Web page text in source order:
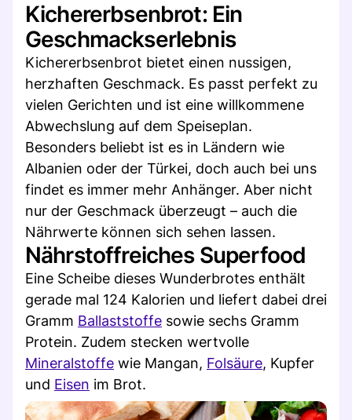
Kichererbsenbrot: Ein
Geschmackserlebnis
Kichererbsenbrot bietet einen nussigen,
herzhaften Geschmack. Es passt perfekt zu
vielen Gerichten und ist eine willkommene
Abwechslung auf dem Speiseplan.
Besonders beliebt ist es in Ländern wie
Albanien oder der Türkei, doch auch bei uns
findet es immer mehr Anhänger. Aber nicht
nur der Geschmack überzeugt – auch die
Nährwerte können sich sehen lassen.
Nährstoffreiches Superfood
Eine Scheibe dieses Wunderbrotes enthält
gerade mal 124 Kalorien und liefert dabei drei
Gramm Ballaststoffe sowie sechs Gramm
Protein. Zudem stecken wertvolle
Mineralstoffe wie Mangan, Folsäure, Kupfer
und Eisen im Brot.